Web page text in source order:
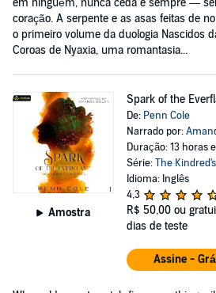
em ninguém, nunca ceda e sempre —
coração. A serpente e as asas feitas de
o primeiro volume da duologia Nascidos
Coroas de Nyaxia, uma romantasia...
Amostra
Spark of the
De: Penn Cole
Narrado por:
Duração: 13 horas
Série:The
Idioma: Inglês
4,3
R$ 50,00 ou
dias de teste
Assine -